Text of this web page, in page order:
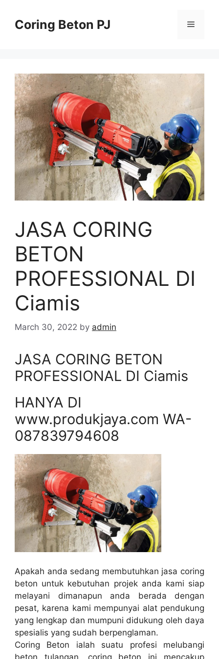
contentCoring Beton PJ Menu
JASA CORING
BETON
PROFESSIONAL DI
Ciamis
March 30, 2022 by admin
JASA CORING BETON
PROFESSIONAL DI Ciamis
HANYA DI
www.produkjaya.com WA-
087839794608
Apakah anda sedang membutuhkan jasa coring
beton untuk kebutuhan projek anda kami siap
melayani dimanapun anda berada dengan
pesat, karena kami mempunyai alat pendukung
yang lengkap dan mumpuni didukung oleh daya
spesialis yang sudah berpenglaman.
Coring Beton ialah suatu profesi melubangi